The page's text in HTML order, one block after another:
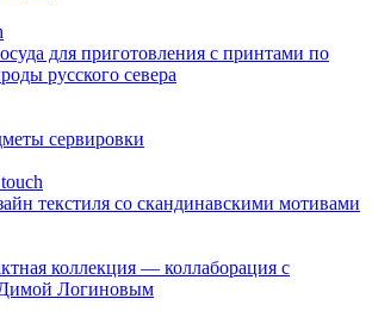
для приготовления с принтами по
русского севера
сервировки
текстиля со скандинавскими мотивами
коллекция — коллаборация с
Логиновым